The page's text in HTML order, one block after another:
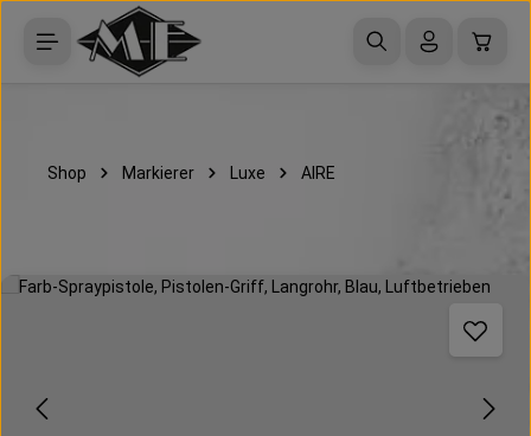
Zum Hauptinhalt springen
Shop Markierer Luxe AIRE
Bildergalerie überspringen